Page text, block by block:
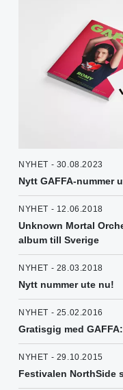
NYHET - 30.08.2023
Nytt GAFFA-nummer
NYHET - 12.06.2018
Unknown Mortal
album till Sverige
NYHET - 28.03.2018
Nytt nummer ute nu!
NYHET - 25.02.2016
Gratisgig med
NYHET - 29.10.2015
Festivalen NorthSide